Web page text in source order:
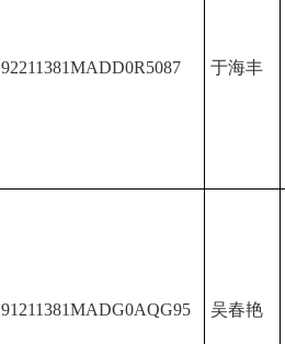
92211381MADD0R5087 于海丰
91211381MADG0AQG95 吴春艳